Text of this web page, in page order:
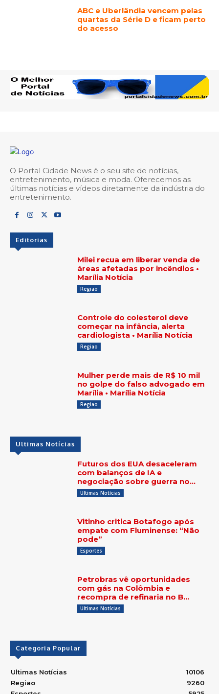
ABC e Uberlândia vencem pelas
quartas da Série D e ficam perto
do acesso
O Portal Cidade News é o seu site de notícias,
entretenimento, música e moda. Oferecemos as
últimas notícias e vídeos diretamente da indústria do
entretenimento.
Editorias
Milei recua em liberar venda de
áreas afetadas por incêndios •
Marília Notícia
Regiao
Controle do colesterol deve
começar na infância, alerta
cardiologista • Marília Notícia
Regiao
Mulher perde mais de R$ 10 mil
no golpe do falso advogado em
Marília • Marília Notícia
Regiao
Ultimas Notícias
Futuros dos EUA desaceleram
com balanços de IA e
negociação sobre guerra no…
Ultimas Notícias
Vitinho critica Botafogo após
empate com Fluminense: “Não
pode”
Esportes
Petrobras vê oportunidades
com gás na Colômbia e
recompra de refinaria no B…
Ultimas Notícias
Categoria Popular
Ultimas Notícias
10106
Regiao
9260